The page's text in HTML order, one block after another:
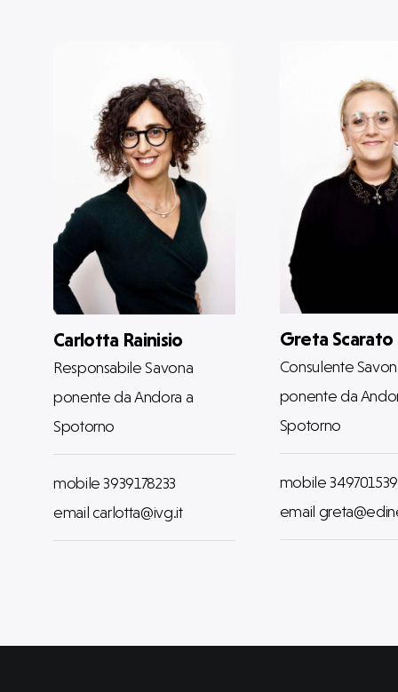
Carlotta Rainisio
Responsabile Savona
ponente da Andora a
Spotorno
mobile 3939178233
email carlotta@ivg.it
Greta Scarato
Consulente
ponente da
Spotorno
mobile
email